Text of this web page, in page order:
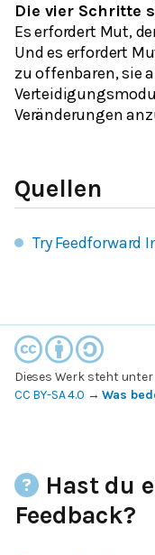
Die vier Schritte
Es erfordert Mut,
Und es erfordert
zu offenbaren, sie
Veränderungen
Quellen
Try Feedforward
Dieses Werk steht unter
CC BY-SA 4.0 →Was
Hast du
Feedback?